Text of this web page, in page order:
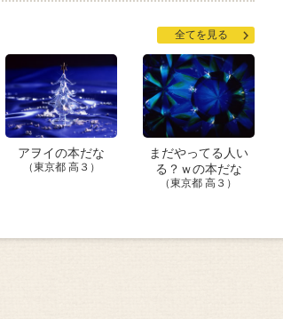
全てを見る
アヲイの本だな
（東京都 高３）
まだやってる人い
る？ｗの本だな
（東京都 高３）